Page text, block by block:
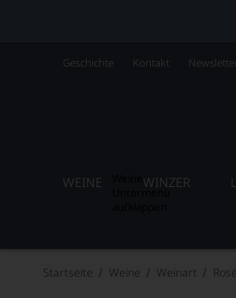
Geschichte Kontakt
WEINE WINZER
Startseite Weine Weinart